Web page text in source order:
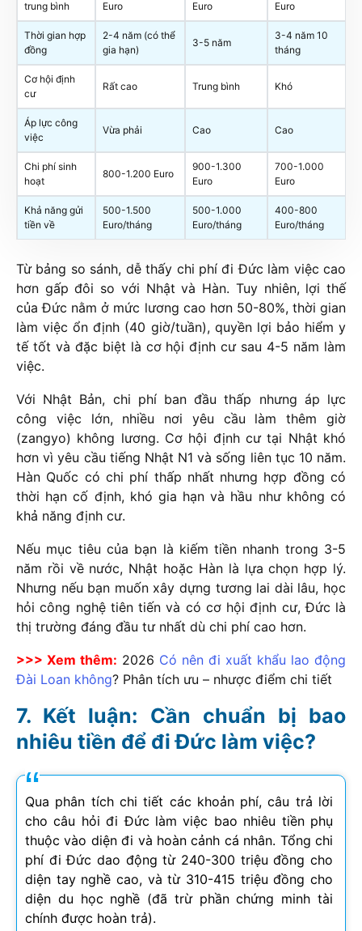
trung bình
Euro
Euro
Euro
Thời gian hợp
đồng
2-4 năm (có thể
gia hạn)
3-5 năm
3-4 năm 10
tháng
Cơ hội định
cư
Rất cao Trung bình Khó
Áp lực công
việc
Vừa phải Cao Cao
Chi phí sinh
hoạt
800-1.200 Euro
900-1.300
Euro
700-1.000
Euro
Khả năng gửi
tiền về
500-1.500
Euro/tháng
500-1.000
Euro/tháng
400-800
Euro/tháng
Từ bảng so sánh, dễ thấy chi phí đi Đức làm việc cao
hơn gấp đôi so với Nhật và Hàn. Tuy nhiên, lợi thế
của Đức nằm ở mức lương cao hơn 50-80%, thời gian
làm việc ổn định (40 giờ/tuần), quyền lợi bảo hiểm y
tế tốt và đặc biệt là cơ hội định cư sau 4-5 năm làm
việc.
Với Nhật Bản, chi phí ban đầu thấp nhưng áp lực
công việc lớn, nhiều nơi yêu cầu làm thêm giờ
(zangyo) không lương. Cơ hội định cư tại Nhật khó
hơn vì yêu cầu tiếng Nhật N1 và sống liên tục 10 năm.
Hàn Quốc có chi phí thấp nhất nhưng hợp đồng có
thời hạn cố định, khó gia hạn và hầu như không có
khả năng định cư.
Nếu mục tiêu của bạn là kiếm tiền nhanh trong 3-5
năm rồi về nước, Nhật hoặc Hàn là lựa chọn hợp lý.
Nhưng nếu bạn muốn xây dựng tương lai dài lâu, học
hỏi công nghệ tiên tiến và có cơ hội định cư, Đức là
thị trường đáng đầu tư nhất dù chi phí cao hơn.
>>> Xem thêm: 2026 Có nên đi xuất khẩu lao động
Đài Loan không? Phân tích ưu – nhược điểm chi tiết
Kết luận: Cần chuẩn bị bao
nhiêu tiền để đi Đức làm việc?
Qua phân tích chi tiết các khoản phí, câu trả lời
cho câu hỏi đi Đức làm việc bao nhiêu tiền phụ
thuộc vào diện đi và hoàn cảnh cá nhân. Tổng chi
phí đi Đức dao động từ 240-300 triệu đồng cho
diện tay nghề cao, và từ 310-415 triệu đồng cho
diện du học nghề (đã trừ phần chứng minh tài
chính được hoàn trả).